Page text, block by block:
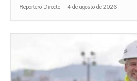
Reportero Directo - 4 de agosto de 2026